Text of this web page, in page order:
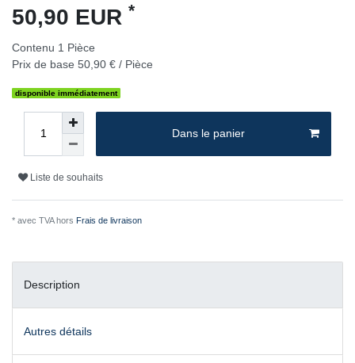
50,90 EUR *
Contenu 1 Pièce
Prix de base 50,90 € / Pièce
disponible immédiatement
Dans le panier
Liste de souhaits
* avec TVA hors Frais de livraison
Description
Autres détails